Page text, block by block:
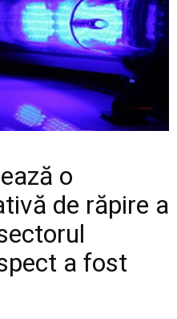
o
de răpire a
a fost